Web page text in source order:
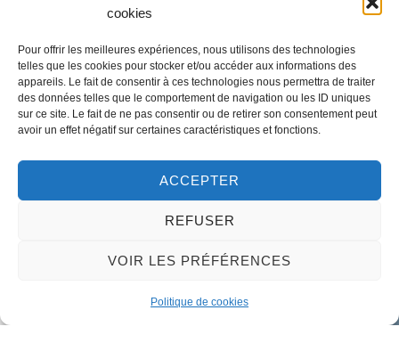
cookies
Pour offrir les meilleures expériences, nous utilisons des technologies
telles que les cookies pour stocker et/ou accéder aux informations des
appareils. Le fait de consentir à ces technologies nous permettra de traiter
des données telles que le comportement de navigation ou les ID uniques
sur ce site. Le fait de ne pas consentir ou de retirer son consentement peut
avoir un effet négatif sur certaines caractéristiques et fonctions.
ACCEPTER
REFUSER
VOIR LES PRÉFÉRENCES
Politique de cookies
LA MAIRIE
32 rue du Général-de-Gaulle
45130 – Meung-sur-Loire
Email :mairie@meung-sur-loire.com
Tel:+33 (0)2 38 46 94 94